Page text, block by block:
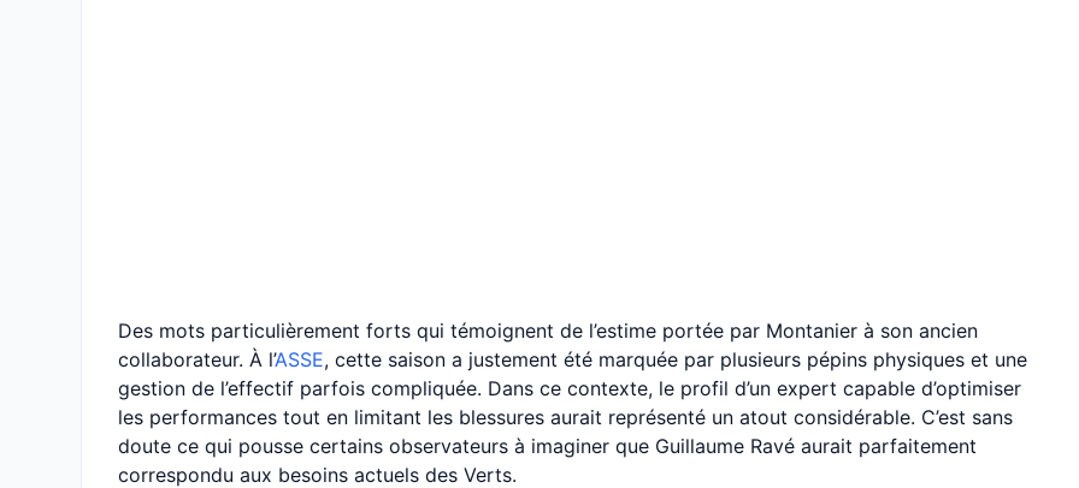
Des mots particulièrement forts qui témoignent de l’estime portée par Montanier à son ancien
collaborateur. À l’ASSE, cette saison a justement été marquée par plusieurs pépins physiques et une
gestion de l’effectif parfois compliquée. Dans ce contexte, le profil d’un expert capable d’optimiser
les performances tout en limitant les blessures aurait représenté un atout considérable. C’est sans
doute ce qui pousse certains observateurs à imaginer que Guillaume Ravé aurait parfaitement
correspondu aux besoins actuels des Verts.